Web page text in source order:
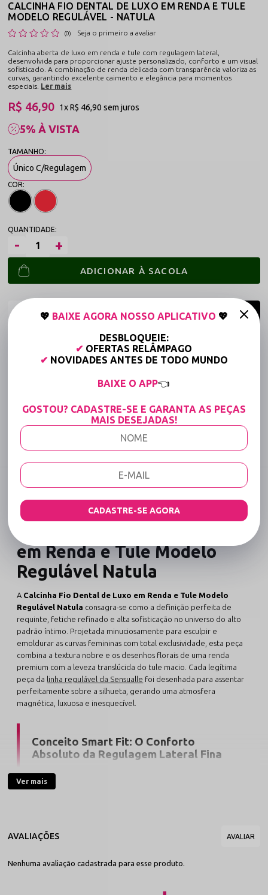
CALCINHA FIO DENTAL DE LUXO EM RENDA E TULE
MODELO REGULÁVEL - NATULA
(0) Seja o primeiro a avaliar
Calcinha aberta de luxo em renda e tule com regulagem lateral,
desenvolvida para proporcionar ajuste personalizado, conforto e um visual
sofisticado. A combinação de renda delicada com transparência valoriza as
curvas, garantindo excelente caimento e elegância para momentos
especiais. Ler mais
5% À VISTA
R$ 46,90 1xR$ 46,90sem juros
Único C/Regulagem
ADICIONAR À SACOLA
Frete grátis a partir de R$149,90 (Varejo)*
Até 6x Sem Juros (Varejo)
15% OFF para Compras Acima de R$400,00 (Varejo)
Tabela de medidas
Compartilhe:
DESCRIÇÃO COMPLETA
Código identificador (SKU):2874
em Renda e Tule Modelo
Regulável Natula
A Calcinha Fio Dental de Luxo em Renda e Tule Modelo
Regulável Natula consagra-se como a definição perfeita de
requinte, fetiche refinado e alta sofisticação no universo do alto
padrão íntimo. Projetada minuciosamente para esculpir e
emoldurar as curvas femininas com total exclusividade, esta peça
combina a textura nobre e os desenhos florais de uma renda
premium com a leveza translúcida do tule macio. Cada legítima
peça da linha regulável da Sensualle foi desenhada para assentar
perfeitamente sobre a silhueta, gerando uma atmosfera
magnética, luxuosa e inesquecível.
Conceito Smart Fit: O Conforto
Absoluto da Regulagem Lateral Fina
proposta ultra minimalista, o grande destaque do modelo
milimetricamente aos contornos do seu quadril,
oferecendo uma experiência dermo-gentil em camada
suavidade.
Ver mais
Nenhuma avaliação cadastrada para esse produto.
💖 BAIXE AGORA NOSSO APLICATIVO 💖
DESBLOQUEIE:
✔ OFERTAS RELÂMPAGO
✔ NOVIDADES ANTES DE TODO MUNDO
BAIXE O APP👈
GOSTOU? CADASTRE-SE E GARANTA AS PEÇAS
MAIS DESEJADAS!
CADASTRE-SE AGORA